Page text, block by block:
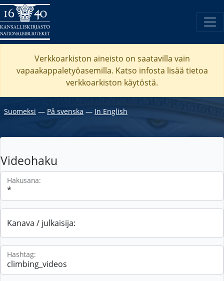
Verkkoarkiston aineisto on saatavilla vain
vapaakappaletyöasemilla. Katso infosta lisää tietoa
verkkoarkiston käytöstä.
Suomeksi ― På svenska ― In English
Videohaku
Hakusana:
Kanava / julkaisija:
Hashtag: